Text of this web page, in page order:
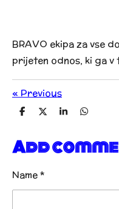
BRAVO ekipa za vse
prijeten odnos, ki ga v
« Previous
S
r
e
S
r
e
S
r
e
S
r
e
Add
Name *